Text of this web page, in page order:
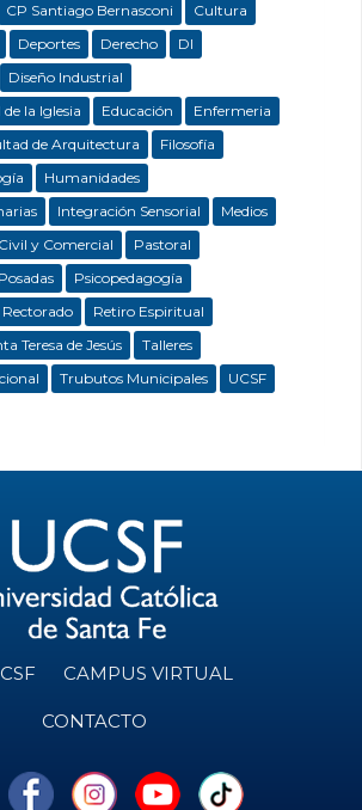
CP Santiago Bernasconi
Cultura
Deportes Derecho
DI
Diseño Industrial
la Iglesia
Educación
Enfermeria
de Arquitectura
Filosofía
Humanidades
Integración Sensorial
Medios
y Comercial
Pastoral
Posadas
Psicopedagogía
Rectorado
Retiro Espiritual
Teresa de Jesús
Talleres
Trubutos Municipales UCSF
CAMPUS VIRTUAL
CONTACTO